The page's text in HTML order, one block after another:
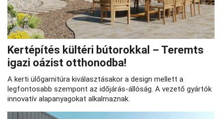
Kertépítés kültéri bútorokkal – Teremts
igazi oázist otthonodba!
A kerti ülőgarnitúra kiválasztásakor a design mellett a
legfontosabb szempont az időjárás-állóság. A vezető gyártók
innovatív alapanyagokat alkalmaznak.